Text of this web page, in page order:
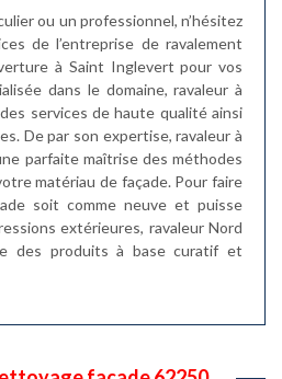
ou un professionnel, n’hésitez
de l’entreprise de ravalement
à Saint Inglevert pour vos
dans le domaine, ravaleur à
services de haute qualité ainsi
De par son expertise, ravaleur à
parfaite maîtrise des méthodes
matériau de façade. Pour faire
soit comme neuve et puisse
extérieures, ravaleur Nord
des produits à base curatif et